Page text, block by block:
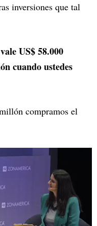
inversiones que tal
US$ 58.000
cuando ustedes
compramos el